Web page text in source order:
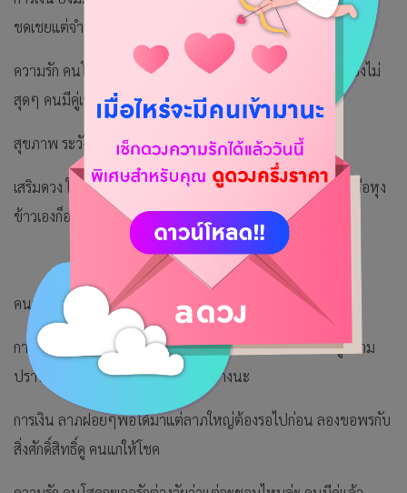
ชดเชยแต่จำนวนไม่มากนัก
ความรัก คนโสดไม่ต้องเร่งรีบอยากคุยกับใครเพราะถ้าเจอใครก็ยังไม่
สุดๆ คนมีคู่เขาจู้จี้กับท่านก็เพราะรักและห่วง
สุขภาพ ระวังปวดขา ชามือเท้า
เสริมดวง ให้ใส่บาตรด้วยกับข้าวที่ปรุงเองแม้การทอดไข่เจียวหรือหุง
ข้าวเองก็อานิสงส์มาก
คนเกิดวันเสาร์
การงาน ดวงของท่านไม่ค่อยขอร้องใครแต่ถ้าไม่ขอเขาก็ไม่รู้ความ
ปรารถนาของท่าน ต้องหัดเอ่ยปากบ้างนะ
การเงิน ลาภฝอยๆพอได้มาแต่ลาภใหญ่ต้องรอไปก่อน ลองขอพรกับ
สิ่งศักดิ์สิทธิ์ดู คนแก่ให้โชค